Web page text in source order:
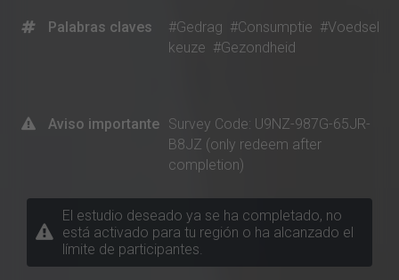
Palabras claves #Gedrag #Consumptie #Voedsel
keuze #Gezondheid
Aviso importante Survey Code: U9NZ-987G-65JR-
B8JZ (only redeem after
completion)
El estudio deseado ya se ha completado, no
está activado para tu región o ha alcanzado el
límite de participantes.